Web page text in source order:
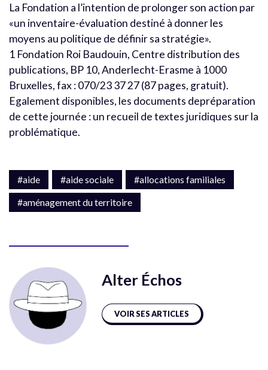
La Fondation a l’intention de prolonger son action par
«un inventaire-évaluation destiné à donner les
moyens au politique de définir sa stratégie».
1 Fondation Roi Baudouin, Centre distribution des
publications, BP 10, Anderlecht-Erasme à 1000
Bruxelles, fax : 070/23 37 27 (87 pages, gratuit).
Egalement disponibles, les documents depréparation
de cette journée : un recueil de textes juridiques sur la
problématique.
#aide #aide sociale
#allocations familiales
#aménagement du territoire
Alter Échos
VOIR SES ARTICLES